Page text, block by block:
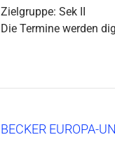
Zielgruppe: Sek II
Die Termine werden
BECKER EUROPA-